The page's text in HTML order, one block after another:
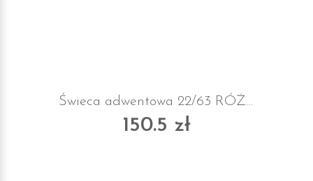
Świeca adwentowa 22/63 RÓŻOWA
150.5 zł